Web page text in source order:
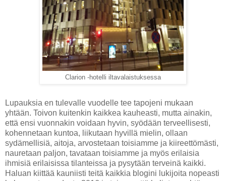
Clarion -hotelli iltavalaistuksessa
Lupauksia en tulevalle vuodelle tee tapojeni mukaan
yhtään. Toivon kuitenkin kaikkea kauheasti, mutta ainakin,
että ensi vuonnakin voidaan hyvin, syödään terveellisesti,
kohennetaan kuntoa, liikutaan hyvillä mielin, ollaan
sydämellisiä, aitoja, arvostetaan toisiamme ja kiireettömästi,
nauretaan paljon, tavataan toisiamme ja myös erilaisia
ihmisiä erilaisissa tilanteissa ja pysytään terveinä kaikki.
Haluan kiittää kauniisti teitä kaikkia blogini lukijoita nopeasti